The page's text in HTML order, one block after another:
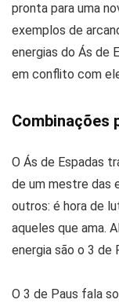
pronta para uma
exemplos de
energias do Ás de
em conflito com
Combinações
O Ás de Espadas
de um mestre das
outros: é hora de
aqueles que ama.
energia são o 3 de
O 3 de Paus fala